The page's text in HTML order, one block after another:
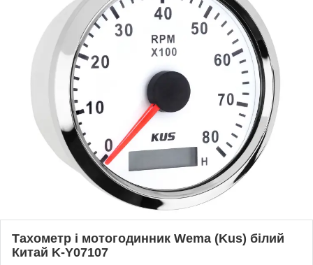
Тахометр і мотогодинник Wema (Kus) білий
Китай K-Y07107